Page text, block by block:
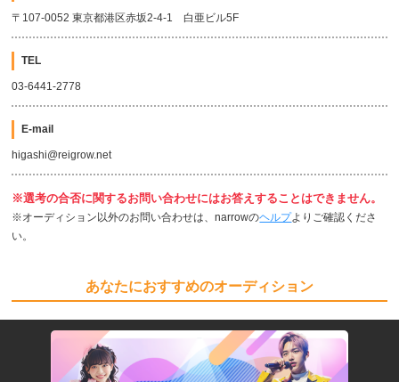
〒107-0052 東京都港区赤坂2-4-1 白亜ビル5F
TEL
03-6441-2778
E-mail
higashi@reigrow.net
※選考の合否に関するお問い合わせにはお答えすることはできません。
※オーディション以外のお問い合わせは、narrowのヘルプよりご確認くださ
い。
あなたにおすすめのオーディション